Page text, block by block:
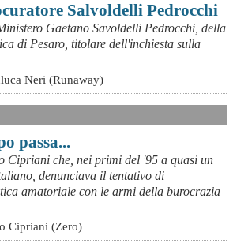
Salvoldelli Pedrocchi
Gaetano Savoldelli Pedrocchi, della
di Pesaro, titolare dell'inchiesta sulla
Neri (Runaway)
passa...
Cipriani che, nei primi del '95 a quasi un
denunciava il tentativo di
amatoriale con le armi della burocrazia
Cipriani (Zero)